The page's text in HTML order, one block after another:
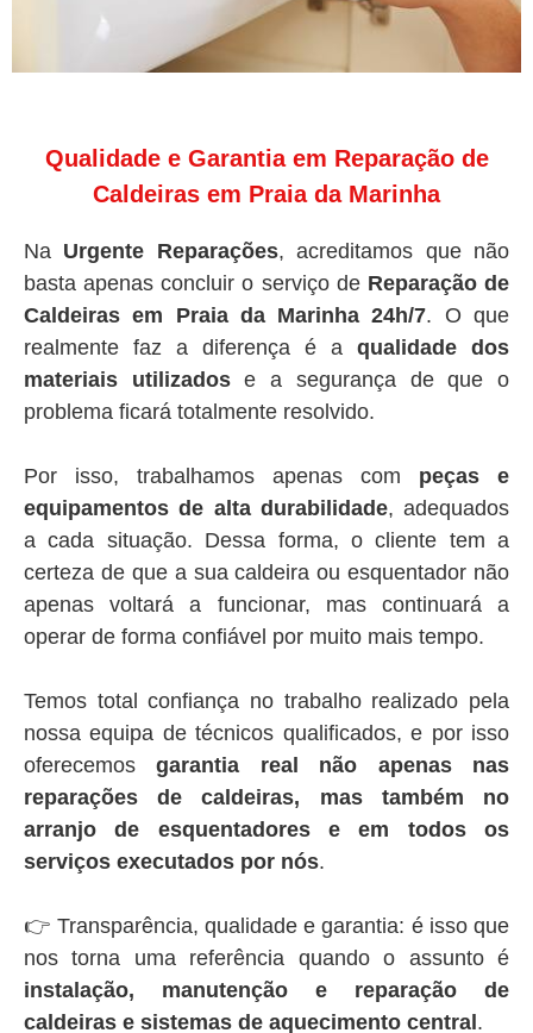
Qualidade e Garantia em Reparação de
Caldeiras em Praia da Marinha
Na Urgente Reparações, acreditamos que não
basta apenas concluir o serviço de Reparação de
Caldeiras em Praia da Marinha 24h/7. O que
realmente faz a diferença é a qualidade dos
materiais utilizadose a segurança de que o
problema ficará totalmente resolvido.
Por isso, trabalhamos apenas com peças e
equipamentos de alta durabilidade, adequados
a cada situação. Dessa forma, o cliente tem a
certeza de que a sua caldeira ou esquentador não
apenas voltará a funcionar, mas continuará a
operar de forma confiável por muito mais tempo.
Temos total confiança no trabalho realizado pela
nossa equipa de técnicos qualificados, e por isso
oferecemosgarantia real não apenas nas
reparações de caldeiras, mas também no
arranjo de esquentadores e em todos os
serviços executados por nós.
👉 Transparência, qualidade e garantia: é isso que
nos torna uma referência quando o assunto é
instalação, manutenção e reparação de
caldeiras e sistemas de aquecimento central.